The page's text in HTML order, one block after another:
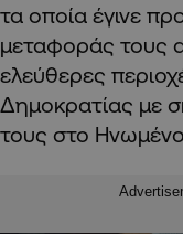
τα οποία έγινε
μεταφοράς τους
ελεύθερες
Δημοκρατίας με
τους στο Ηνωμένο